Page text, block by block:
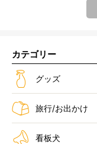
カテゴリー
グッズ
旅行/お出かけ
看板犬